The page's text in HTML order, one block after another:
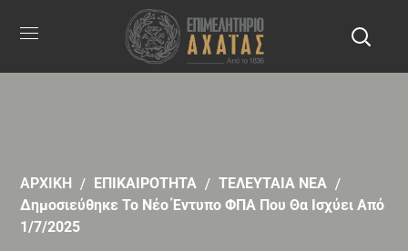
ΑΡΧΙΚΗ ΕΠΙΚΑΙΡΟΤΗΤΑ
ΤΕΛΕΥΤΑΙΑ ΝΕΑ
Δημοσιεύθηκε Το Νέο Έντυπο ΦΠΑ Που Θα Ισχύει Από
1/7/2025